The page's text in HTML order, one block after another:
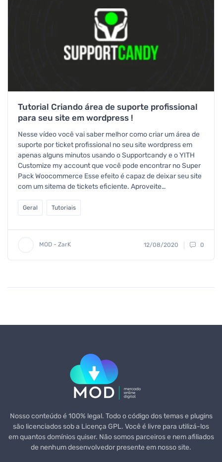
Tutorial Criando área de suporte profissional
para seu site em wordpress !
Nesse vídeo você vai saber melhor como criar um área de
suporte por ticket profissional no seu site wordpress em
apenas alguns minutos usando o Supportcandy e o YITH
Customize my account que você pode encontrar no Super
Pack Woocommerce Esse efeito é capaz de deixar seu site
com um sitema de tickets eficiente. Aproveite…
Geral Tutoriais
MOD - ZarK 12/08/2020 0
Nosso conteúdo é 100% legal. Todo o código dos temas e plugins
são licenciados sob a Licença GPL. Você é livre para utilizá-los
em quantos domínios quiser. Não somos parceiros e nem afiliados
de nenhum desenvolvedor presente em nosso site.